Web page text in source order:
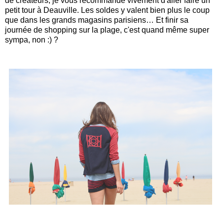
petit tour à Deauville. Les soldes y valent bien plus le coup
que dans les grands magasins parisiens… Et finir sa
journée de shopping sur la plage, c'est quand même super
sympa, non :) ?